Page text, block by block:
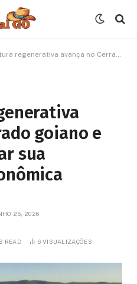
avança no Cerrado goiano e começa a provar sua viabilidade econômica
goiano e
sua
25, 2026
READ 6 VISUALIZAÇÕES